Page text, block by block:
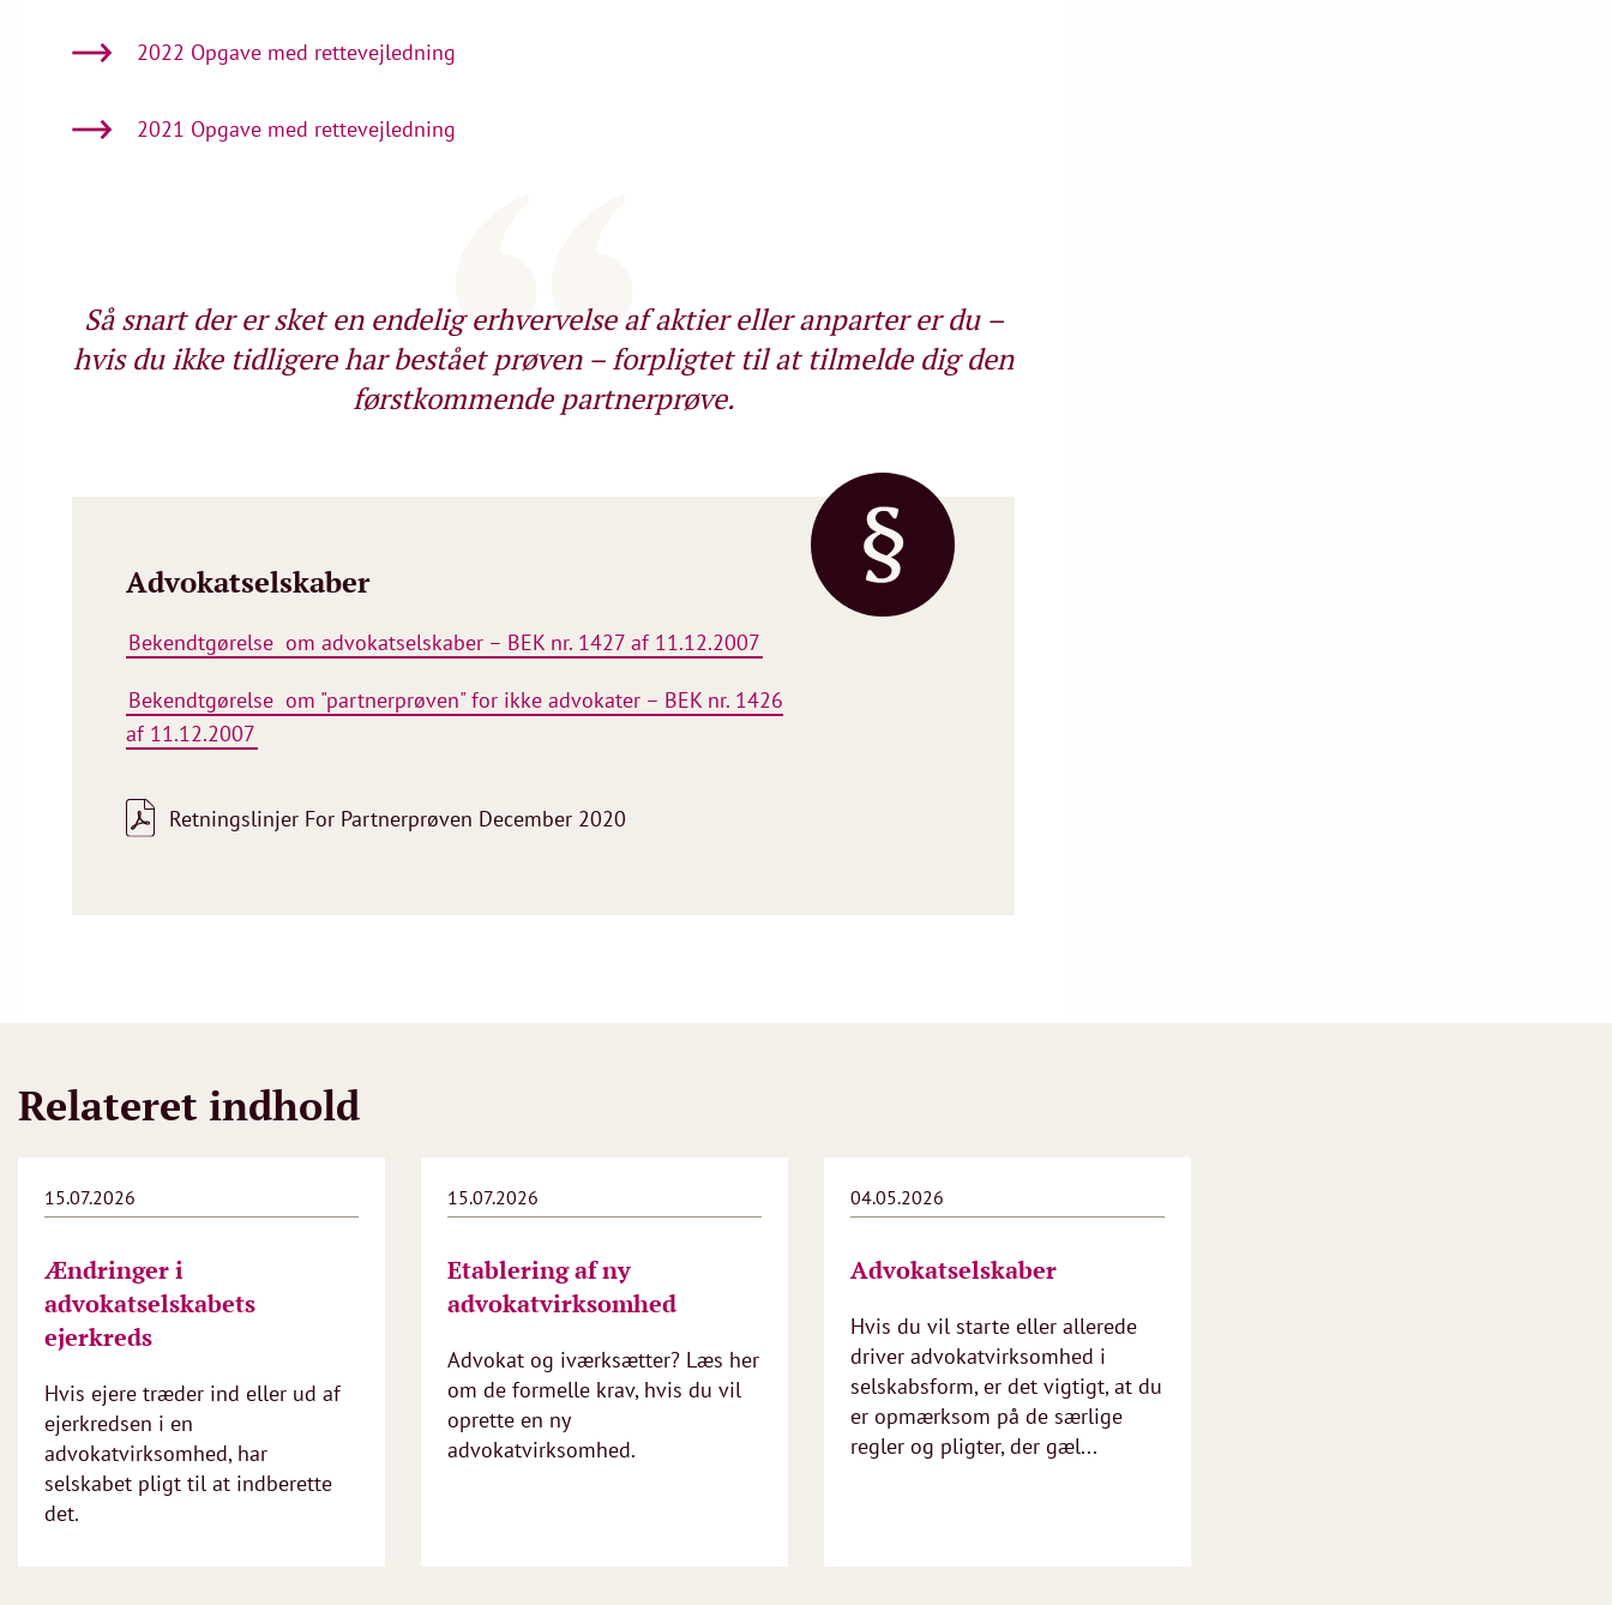
2022 Opgave med rettevejledning
2021 Opgave med rettevejledning
Så snart der er sket en endelig erhvervelse af aktier eller anparter er du –
hvis du ikke tidligere har bestået prøven – forpligtet til at tilmelde dig den
førstkommende partnerprøve.
Advokatselskaber
Bekendtgørelse om advokatselskaber – BEK nr. 1427 af 11.12.2007
Bekendtgørelse om "partnerprøven" for ikke advokater – BEK nr. 1426
af 11.12.2007
Retningslinjer For Partnerprøven December 2020
Relateret indhold
15.07.2026
Ændringer i
advokatselskabets
ejerkreds
Hvis ejere træder ind eller ud af
ejerkredsen i en
advokatvirksomhed, har
selskabet pligt til at indberette
det.
15.07.2026
Etablering af ny
advokatvirksomhed
Advokat og iværksætter? Læs her
om de formelle krav, hvis du vil
oprette en ny
advokatvirksomhed.
04.05.2026
Advokatselskaber
Hvis du vil starte eller allerede
driver advokatvirksomhed i
selskabsform, er det vigtigt, at du
er opmærksom på de særlige
regler og pligter, der gæl...